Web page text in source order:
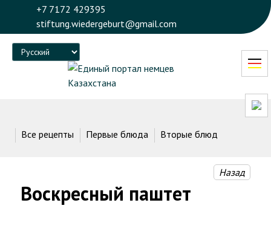
+7 7172 429395
stiftung.wiedergeburt@gmail.com
Language
Воскресный паштет
Назад
Все рецепты Первые блюда Вторые блюда